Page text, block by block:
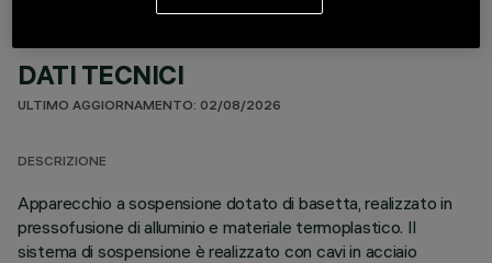
DATI TECNICI
ULTIMO AGGIORNAMENTO: 02/08/2026
DESCRIZIONE
Apparecchio a sospensione dotato di basetta, realizzato in
pressofusione di alluminio e materiale termoplastico. Il
sistema di sospensione è realizzato con cavi in acciaio